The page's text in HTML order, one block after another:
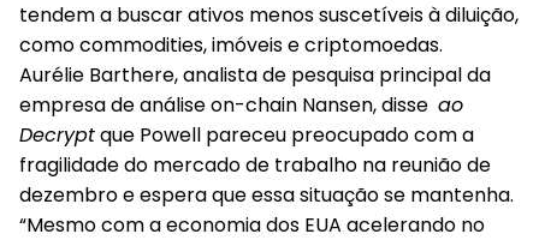
tendem a buscar ativos menos suscetíveis à diluição,
como commodities, imóveis e criptomoedas.
Aurélie Barthere, analista de pesquisa principal da
empresa de análise on-chain Nansen, disse ao
Decryptque Powell pareceu preocupado com a
fragilidade do mercado de trabalho na reunião de
dezembro e espera que essa situação se mantenha.
“Mesmo com a economia dos EUA acelerando no